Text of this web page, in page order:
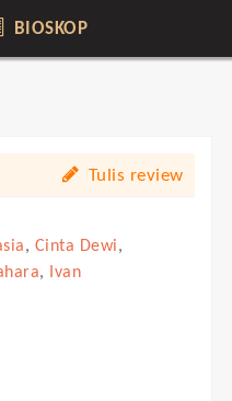
BIOSKOP
Tulis review
, Cinta Dewi,
,
Ivan